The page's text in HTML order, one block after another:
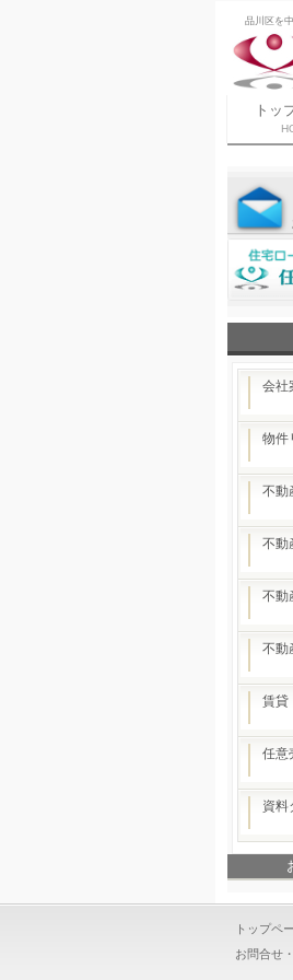
品川区を
トッ
会社
物件
不動
不動
不動
不動
賃貸
任意
資料
トップペ
お問合せ